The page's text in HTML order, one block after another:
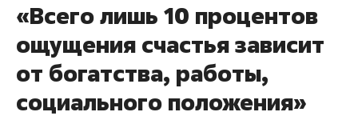
«Всего лишь 10 процентов
ощущения счастья зависит
от богатства, работы,
социального положения»